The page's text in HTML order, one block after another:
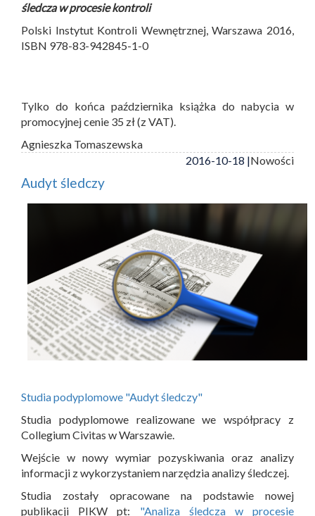
śledcza w procesie kontroli
Polski Instytut Kontroli Wewnętrznej, Warszawa 2016,
ISBN 978-83-942845-1-0
Tylko do końca października książka do nabycia w
promocyjnej cenie 35 zł (z VAT).
Agnieszka Tomaszewska
2016-10-18 |Nowości
Audyt śledczy
Studia podyplomowe "Audyt śledczy"
Studia podyplomowe realizowane we współpracy z
Collegium Civitas w Warszawie.
Wejście w nowy wymiar pozyskiwania oraz analizy
informacji z wykorzystaniem narzędzia analizy śledczej.
Studia zostały opracowane na podstawie nowej
publikacji PIKW pt: "Analiza śledcza w procesie